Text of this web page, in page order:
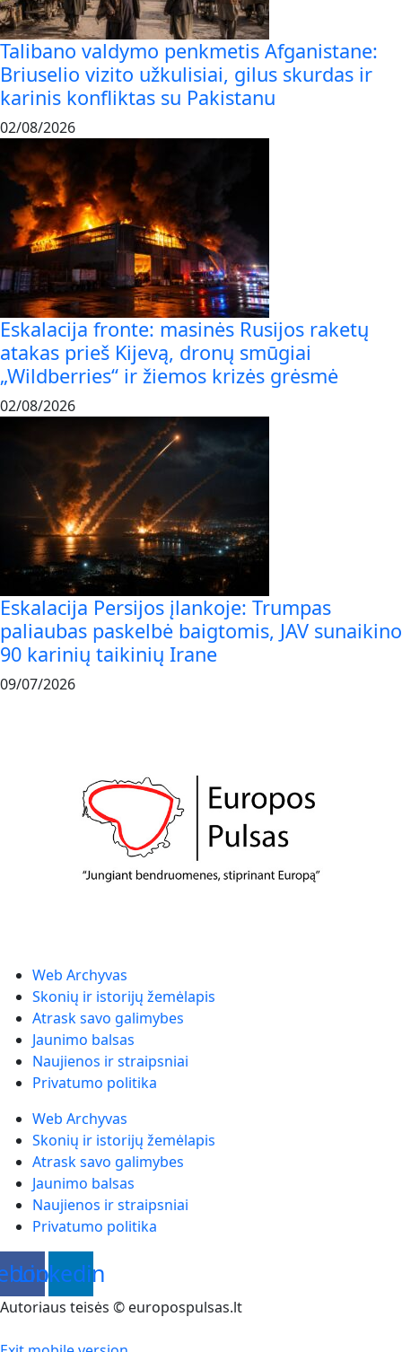
Talibano valdymo penkmetis Afganistane:
Briuselio vizito užkulisiai, gilus skurdas ir
karinis konfliktas su Pakistanu
02/08/2026
Eskalacija fronte: masinės Rusijos raketų
atakas prieš Kijevą, dronų smūgiai
„Wildberries“ ir žiemos krizės grėsmė
02/08/2026
Eskalacija Persijos įlankoje: Trumpas
paliaubas paskelbė baigtomis, JAV sunaikino
90 karinių taikinių Irane
09/07/2026
Web Archyvas
Skonių ir istorijų žemėlapis
Atrask savo galimybes
Jaunimo balsas
Naujienos ir straipsniai
Privatumo politika
Web Archyvas
Skonių ir istorijų žemėlapis
Atrask savo galimybes
Jaunimo balsas
Naujienos ir straipsniai
Privatumo politika
Linkedin
Autoriaus teisės © europospulsas.lt